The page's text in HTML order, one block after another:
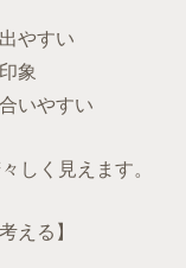
やすい
象
いやすい
しく見えます。
える】